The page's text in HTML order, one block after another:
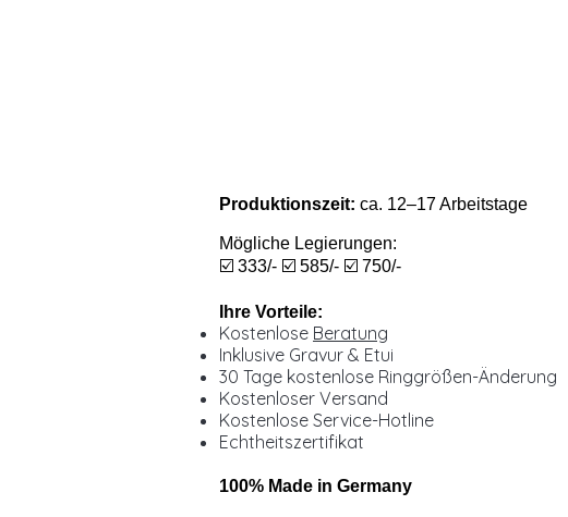
Produktionszeit: ca. 12–17 Arbeitstage
Mögliche Legierungen:
☑️ 333/- ☑️ 585/- ☑️ 750/-
Ihre Vorteile:
Kostenlose Beratung
Inklusive Gravur & Etui
30 Tage kostenlose Ringgrößen-Änderung
Kostenloser Versand
Kostenlose Service-Hotline
Echtheitszertifikat
100% Made in Germany